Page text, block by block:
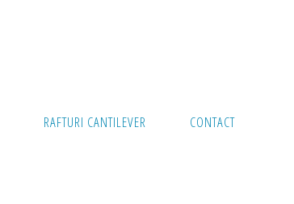
RAFTURI CANTILEVER CONTACT